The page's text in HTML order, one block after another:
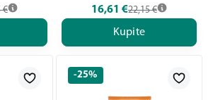
€
16,61 €22,15 €
Kupite
-25%